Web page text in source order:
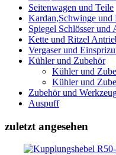
Seitenwagen und Teile
Kardan,Schwinge
Spiegel Schlösser und
Kette und Ritzel
Vergaser und
Kühler und Zubehör
Kühler und
Kühler und
Zubehör und
Auspuff
zuletzt angesehen